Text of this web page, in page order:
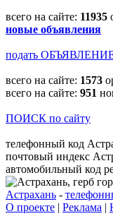
всего на сайте: 11935
новые объявления
подать
всего на сайте: 1573
всего на сайте: 951
ПОИСК по сайту
телефонный код
почтовый индекс
автомобильный код
Астрахань -
О проекте | Реклама |